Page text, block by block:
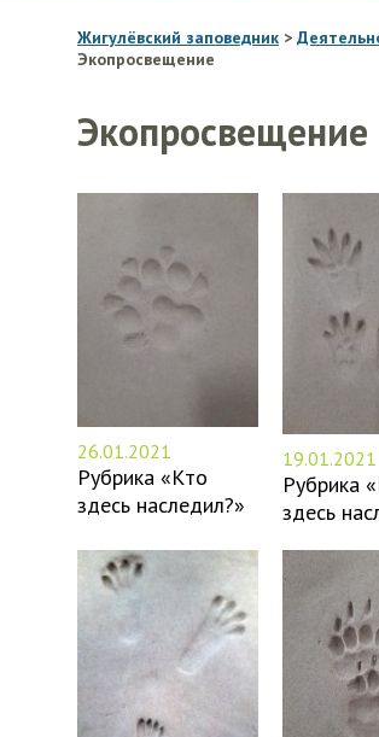
Жигулёвский заповедник >
Экопросвещение
Экопросвещение
26.01.2021
Рубрика «Кто
здесь наследил?»
19.01.2021
Рубрика
здесь